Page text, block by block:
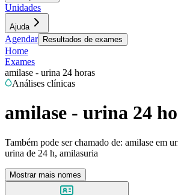
Unidades
Ajuda
Agendar Resultados de exames
Home
Exames
amilase - urina 24 horas
Análises clínicas
amilase - urina 24
Também pode ser chamado de: amilase em
urina de 24 h, amilasuria
Mostrar mais nomes